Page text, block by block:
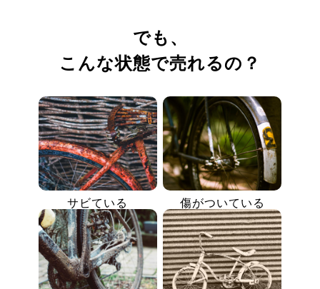
でも、
こんな状態で売れるの？
サビている 傷がついている